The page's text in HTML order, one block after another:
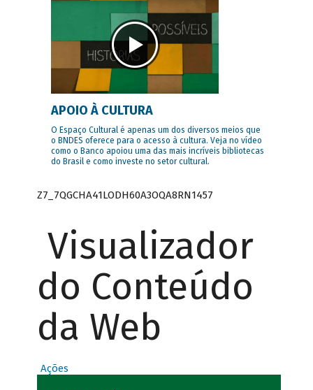
APOIO À CULTURA
O Espaço Cultural é apenas um dos diversos meios que
o BNDES oferece para o acesso à cultura. Veja no vídeo
como o Banco apoiou uma das mais incríveis bibliotecas
do Brasil e como investe no setor cultural.
Z7_7QGCHA41LODH60A3OQA8RN1457
Visualizador
do Conteúdo
da Web
Ações